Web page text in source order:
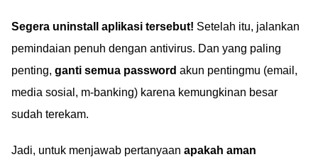
Segera uninstall aplikasi tersebut! Setelah itu, jalankan
pemindaian penuh dengan antivirus. Dan yang paling
penting, ganti semua password akun pentingmu (email,
media sosial, m-banking) karena kemungkinan besar
sudah terekam.
Jadi, untuk menjawab pertanyaan apakah aman